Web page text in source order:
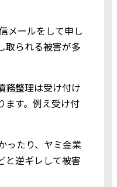
メールをして申し
取られる被害が多
務整理は受け付け
ます。例え受け付
ったり、ヤミ金業
と逆ギレして被害